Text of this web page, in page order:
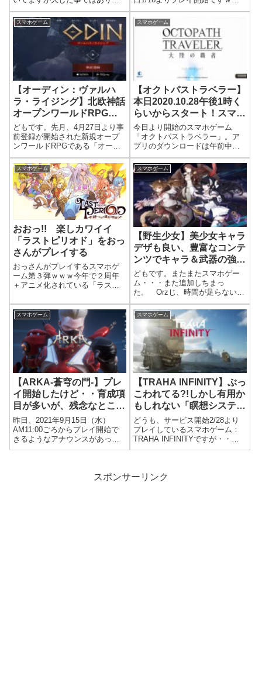
せん。チュートリアルにもあっ
た内容ですｗマイ拠点から魔物
をタップして育てたい魔物をタ
ップ。今回はリリスを選択。リ
リスのソウル強化に必要な魔物
は赤枠内に必要な...
期データのダウンロード画面で
すが、コイツわりとカワイイ動
き。やっぱ、尻尾モフモフはエ
エなぁ～ホーム画面はこんな感
じで、作画がちょっと劇画調？
スマホゲーム
【オーディン：ヴァルハ
ラ・ライジング】北欧神話
オープンワールドRPG。
事前登録して、クラス占い
をしてみた。
どもです。先月、4月27日より事
前登録が開始された新規オープ
ンワールドRPGである「オーデ
ィン：ヴァルハラ・ライジン
グ」の事前登録後に、クラス占
いというおもしろそうなコンテ
ンツがあったんで、自分が扱う
クラスの適正を占ってみまし
た。クラスには...
スマホゲーム
【オクトパストラベラー】
本日2020.10.28午後1時く
らいからスタート！スマホ
でRPGプレイもエエか
も。
今日より開始のスマホゲーム
「オクトパストラベラー」。ア
プリのダウンロードは午前中に
出来たが・・・・と表示され、
士気が削がれましたが午後1時？
くらいだったかな？アプリを起
動したら無事データの追加ダウ
ンロードが始まり、ようやくプ
レイすることが出...
スマホゲーム
おおっ!! 楽しカワイイ
「ラストピリオド」をおっ
さんがプレイする
おっさんがプレイするスマホゲ
ーム第３弾ｗｗｗ今年で２周年
＋アニメ化されている「ラスト
でみました。意外や意外、キャ
ラがカワイク、遊び場（クエス
ト）が多く楽しかったです！プ
レイ開始日は、2018年5月23日。
ブログへ...
スマホゲーム
【野生少女】美少女キャラ
デザも良い、豊富なコンテ
ンツでキャラ＆武器の強化
が楽しいRPGアプリ
どもです。またまたスマホゲー
ム・・・また追加しちまっ
た。 Orzじ、時間が足らないｗ
ｗｗってことでさらに新規にプ
レイ開始したタイトルが「野生
少女」。いろんな野生動物であ
る陸に海の生物の遺伝子を合成
された少女たちであるアニマを
駆使して人工頭脳...
スマホゲーム
【ARKA-蒼穹の門-】プレ
イ開始したけど・・育成項
目が多いが、残念なところ
も多いｗｗｗ
昨日、2021年9月15日（水）
AM11:00ごろからプレイ開始で
きるようなアナウンスがあっ
て、待っていたら時間が過ぎて
から夜8:00ごろにプレイ開始し
スマホゲーム
【TRAHA INFINITY】ぶっ
こわれてる?!しかし有用か
もしれない「瞑想システ
ム」がオモロイｗ
どうも、サービス開始2/28より
プレイしているスマホゲーム：
TRAHA INFINITYですが・・・
ん－、なんだろねぇ。いろいろ
エエのかよくわかっておりませ
スポンサーリンク